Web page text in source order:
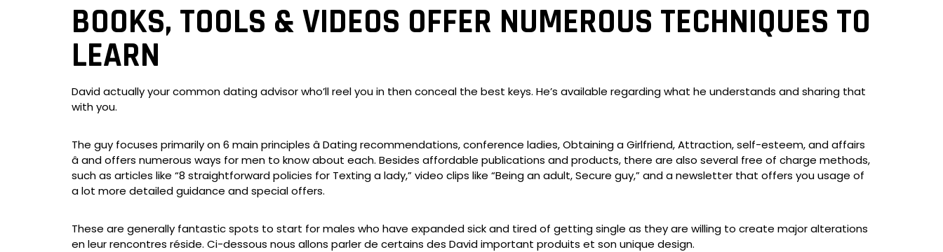
BOOKS, TOOLS & VIDEOS OFFER NUMEROUS TECHNIQUES TO
LEARN
David actually your common dating advisor who’ll reel you in then conceal the best keys. He’s available regarding what he understands and sharing that
with you.
The guy focuses primarily on 6 main principles â Dating recommendations, conference ladies, Obtaining a Girlfriend, Attraction, self-esteem, and affairs
â and offers numerous ways for men to know about each. Besides affordable publications and products, there are also several free of charge methods,
such as articles like “8 straightforward policies for Texting a lady,” video clips like “Being an adult, Secure guy,” and a newsletter that offers you usage of
a lot more detailed guidance and special offers.
These are generally fantastic spots to start for males who have expanded sick and tired of getting single as they are willing to create major alterations
en leur rencontres réside. Ci-dessous nous allons parler de certains des David important produits et son unique design.